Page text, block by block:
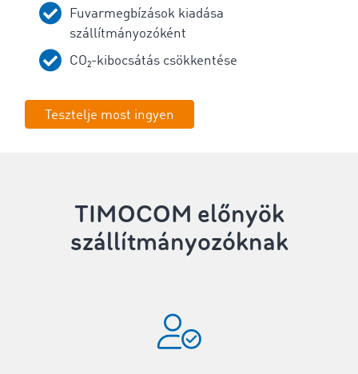
Fuvarmegbízások kiadása
szállítmányozóként
CO₂-kibocsátás csökkentése
Tesztelje most ingyen
TIMOCOM előnyök
szállítmányozóknak